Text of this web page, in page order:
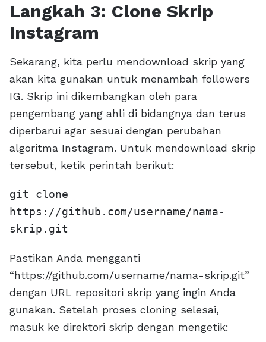
Langkah 3: Clone Skrip
Instagram
Sekarang, kita perlu mendownload skrip yang
akan kita gunakan untuk menambah followers
IG. Skrip ini dikembangkan oleh para
pengembang yang ahli di bidangnya dan terus
diperbarui agar sesuai dengan perubahan
algoritma Instagram. Untuk mendownload skrip
tersebut, ketik perintah berikut:
git clone
https://github.com/username/nama-
skrip.git
Pastikan Anda mengganti
“https://github.com/username/nama-skrip.git”
dengan URL repositori skrip yang ingin Anda
gunakan. Setelah proses cloning selesai,
masuk ke direktori skrip dengan mengetik: